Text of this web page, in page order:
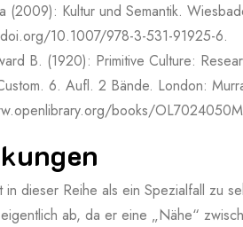
(2009): Kultur und Semantik.
10.1007/978-3-531-91925-6.
B. (1920): Primitive Culture:
6. Aufl. 2 Bände. London:
books/
in dieser Reihe als ein Spezialfall zu
ab, da er eine „Nähe“